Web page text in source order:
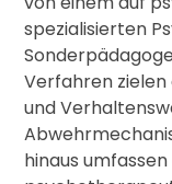
spezialisierten
Verfahren
und
hinaus